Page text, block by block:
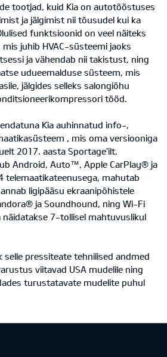
tootjad, kuid Kia on autotööstuses
ja jälgimist nii tõusudel kui ka
funktsioonid on veel näiteks
juhib HVAC-süsteemi jaoks
ja vähendab nii takistust, ning
udueemalduse süsteem, mis
jälgides selleks salongiõhu
tööd.
Kia auhinnatud info-,
, mis oma versiooniga
2017. aasta Sportage'ilt.
Android, Auto™, Apple CarPlay® ja
telemaatikateenusega, mahutab
ligipääsu ekraanipõhistele
ja Soundhound, ning Wi-Fi
näidatakse 7-tollisel mahtuvuslikul
selle pressiteate tehnilised andmed
viitavad USA mudelile ning
turustatavate mudelite puhul